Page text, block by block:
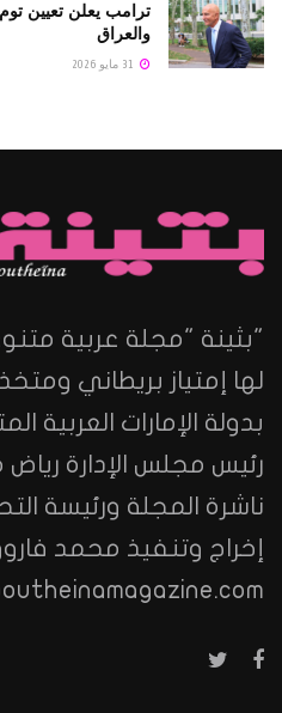
ترامب يعلن تعيين
والعراق
"بثينة "مجلة عربية
لها إمتياز بريطاني
بدولة الإمارات العربية
رئيس مجلس الإدارة
ناشرة المجلة ورئيسة
إخراج وتنفيذ محمد